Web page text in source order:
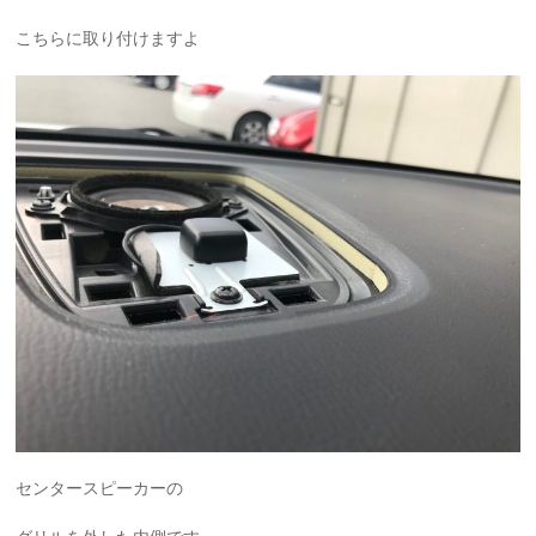
こちらに取り付けますよ
センタースピーカーの